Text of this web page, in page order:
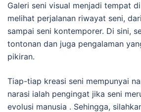
Galeri seni visual menjadi tempat
melihat perjalanan riwayat seni,
sampai seni kontemporer. Di sini,
tontonan dan juga pengalaman
pikiran.
Tiap-tiap kreasi seni mempunyai
narasi ialah pengingat jika seni
evolusi manusia . Sehingga,